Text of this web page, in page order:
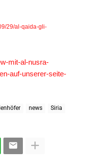
29/al-qaida-gli-
mit-al-nusra-
auf-unserer-seite-
news
Siria